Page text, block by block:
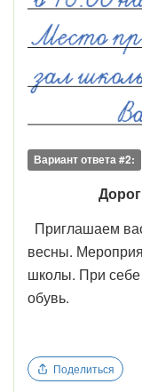
Вариант ответа #2:
Приглашаем
весны.
школы. При
обувь.
Поделиться